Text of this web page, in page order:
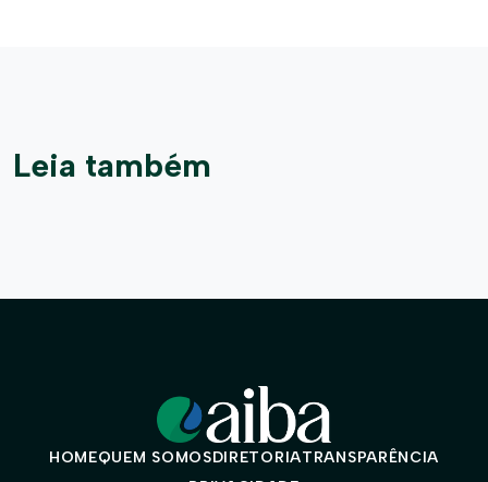
Leia também
HOMEQUEM SOMOSDIRETORIATRANSPARÊNCIA